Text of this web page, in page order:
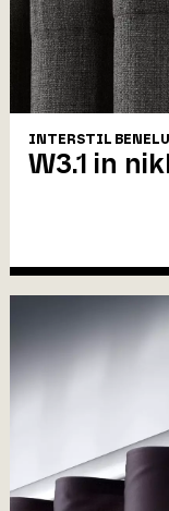
INTERSTIL
W3.1 in